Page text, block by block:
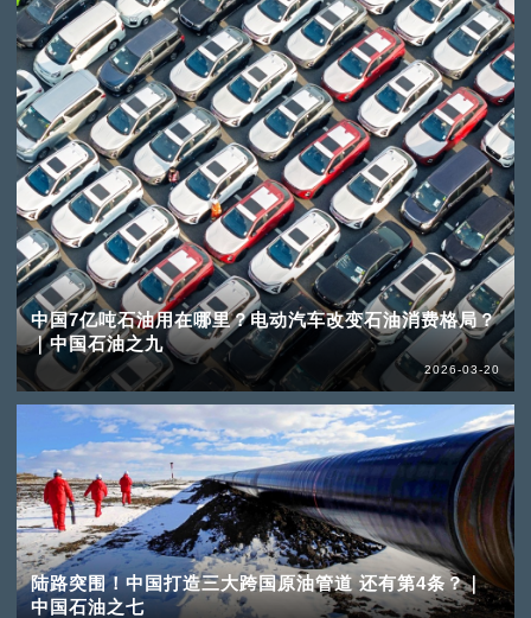
中国7亿吨石油用在哪里？电动汽车改变石油消费格局？
｜中国石油之九
2026-03-20
陆路突围！中国打造三大跨国原油管道 还有第4条？｜
中国石油之七